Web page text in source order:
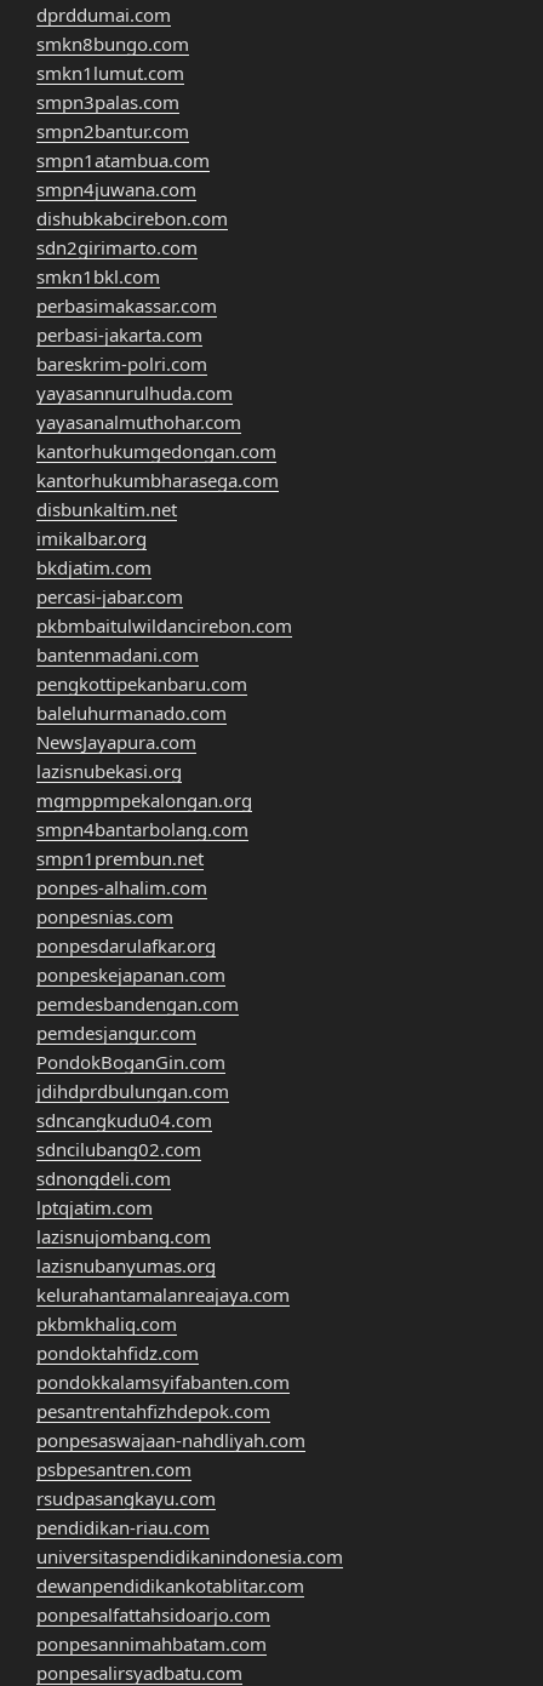
dprddumai.com
smkn8bungo.com
smkn1lumut.com
smpn3palas.com
smpn2bantur.com
smpn1atambua.com
smpn4juwana.com
dishubkabcirebon.com
sdn2girimarto.com
smkn1bkl.com
perbasimakassar.com
perbasi-jakarta.com
bareskrim-polri.com
yayasannurulhuda.com
yayasanalmuthohar.com
kantorhukumgedongan.com
kantorhukumbharasega.com
disbunkaltim.net
imikalbar.org
bkdjatim.com
percasi-jabar.com
pkbmbaitulwildancirebon.com
bantenmadani.com
pengkottipekanbaru.com
baleluhurmanado.com
NewsJayapura.com
lazisnubekasi.org
mgmppmpekalongan.org
smpn4bantarbolang.com
smpn1prembun.net
ponpes-alhalim.com
ponpesnias.com
ponpesdarulafkar.org
ponpeskejapanan.com
pemdesbandengan.com
pemdesjangur.com
PondokBoganGin.com
jdihdprdbulungan.com
sdncangkudu04.com
sdncilubang02.com
sdnongdeli.com
lptqjatim.com
lazisnujombang.com
lazisnubanyumas.org
kelurahantamalanreajaya.com
pkbmkhaliq.com
pondoktahfidz.com
pondokkalamsyifabanten.com
pesantrentahfizhdepok.com
ponpesaswajaan-nahdliyah.com
psbpesantren.com
rsudpasangkayu.com
pendidikan-riau.com
universitaspendidikanindonesia.com
dewanpendidikankotablitar.com
ponpesalfattahsidoarjo.com
ponpesannimahbatam.com
ponpesalirsyadbatu.com